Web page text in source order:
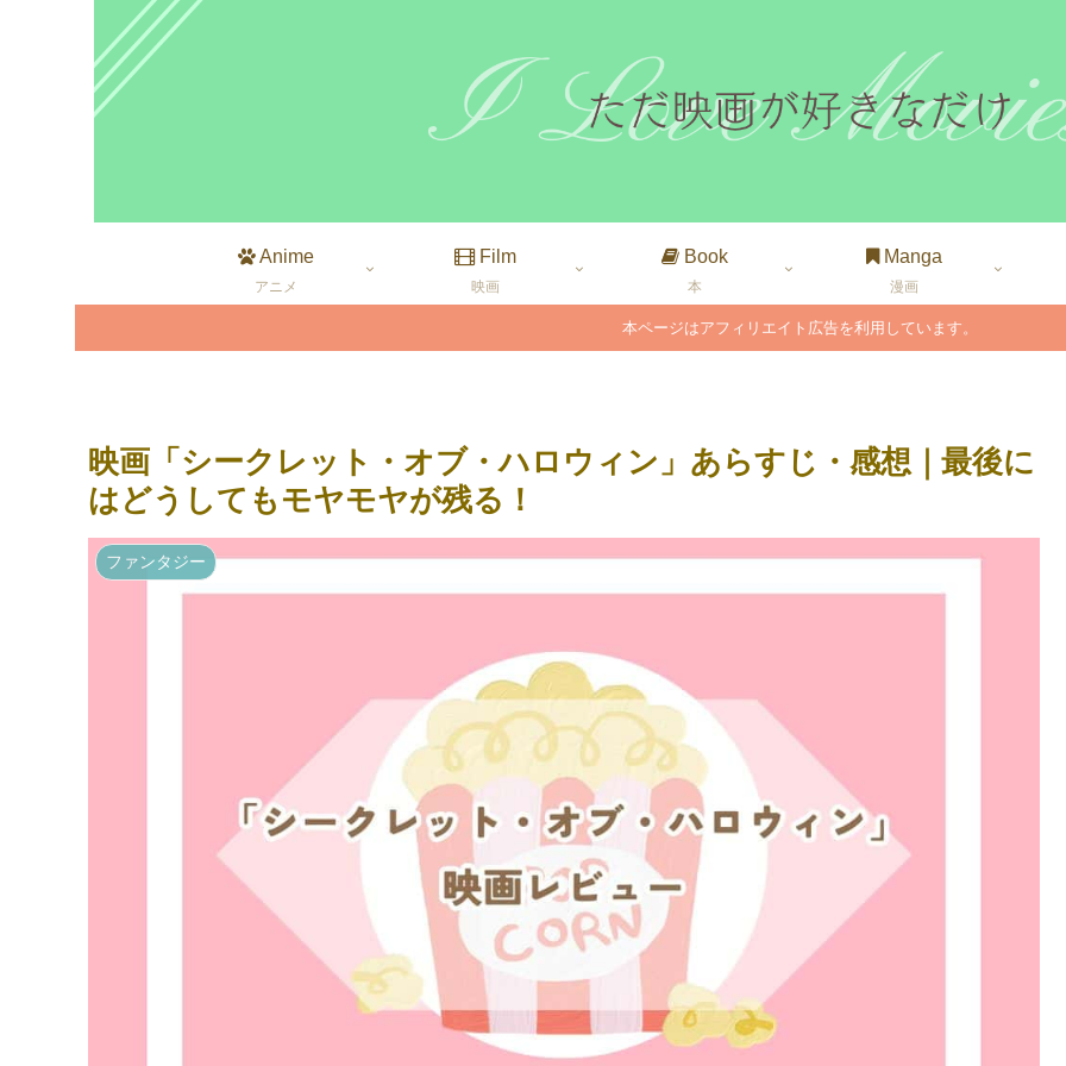
Anime
アニメ
Film
映画
Book
本
Manga
漫画
本ページはアフィリエイト広告を利用しています。
映画「シークレット・オブ・ハロウィン」あらすじ・感想｜最後に
はどうしてもモヤモヤが残る！
ファンタジー